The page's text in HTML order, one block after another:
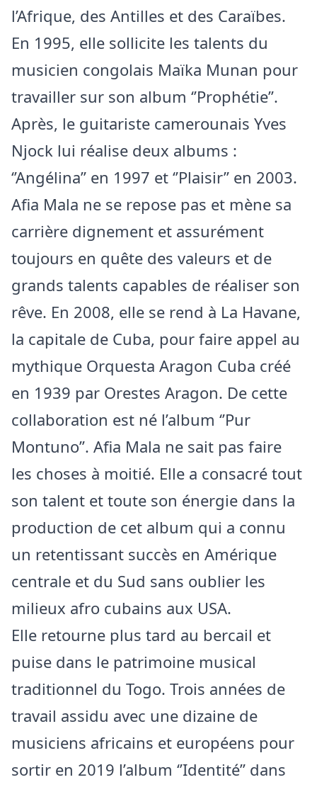
l’Afrique, des Antilles et des Caraïbes.
En 1995, elle sollicite les talents du
musicien congolais Maïka Munan pour
travailler sur son album ‘’Prophétie’’.
Après, le guitariste camerounais Yves
Njock lui réalise deux albums :
‘’Angélina’’ en 1997 et ‘’Plaisir’’ en 2003.
Afia Mala ne se repose pas et mène sa
carrière dignement et assurément
toujours en quête des valeurs et de
grands talents capables de réaliser son
rêve. En 2008, elle se rend à La Havane,
la capitale de Cuba, pour faire appel au
mythique Orquesta Aragon Cuba créé
en 1939 par Orestes Aragon. De cette
collaboration est né l’album ‘’Pur
Montuno’’. Afia Mala ne sait pas faire
les choses à moitié. Elle a consacré tout
son talent et toute son énergie dans la
production de cet album qui a connu
un retentissant succès en Amérique
centrale et du Sud sans oublier les
milieux afro cubains aux USA.
Elle retourne plus tard au bercail et
puise dans le patrimoine musical
traditionnel du Togo. Trois années de
travail assidu avec une dizaine de
musiciens africains et européens pour
sortir en 2019 l’album ‘’Identité’’ dans